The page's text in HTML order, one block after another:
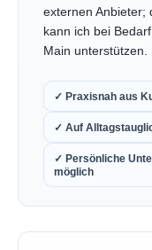
externen Anbieter;
kann ich bei
Main unterstützen.
✓ Praxisnah aus
✓ Auf
✓ Persönliche
möglich